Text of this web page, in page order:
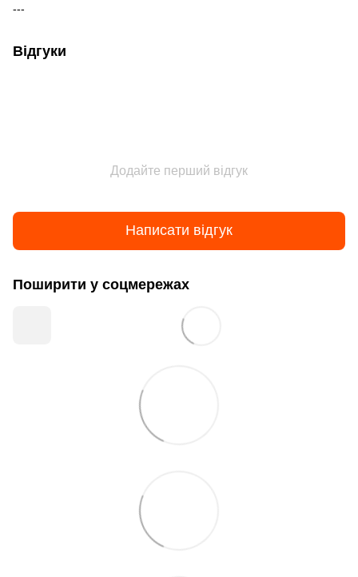
---
Відгуки
Додайте перший відгук
Написати відгук
Поширити у соцмережах